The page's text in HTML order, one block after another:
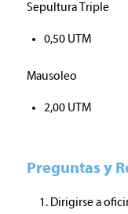
Sepultura Triple
0,50 UTM
Mausoleo
2,00 UTM
Preguntas y
Dirigirse a